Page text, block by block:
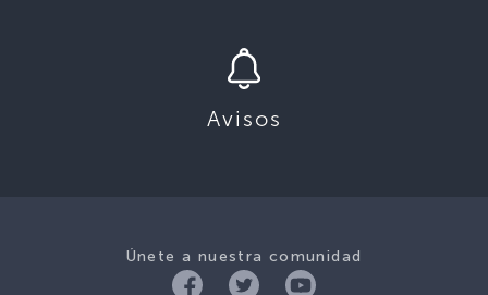
Avisos
Únete a nuestra comunidad